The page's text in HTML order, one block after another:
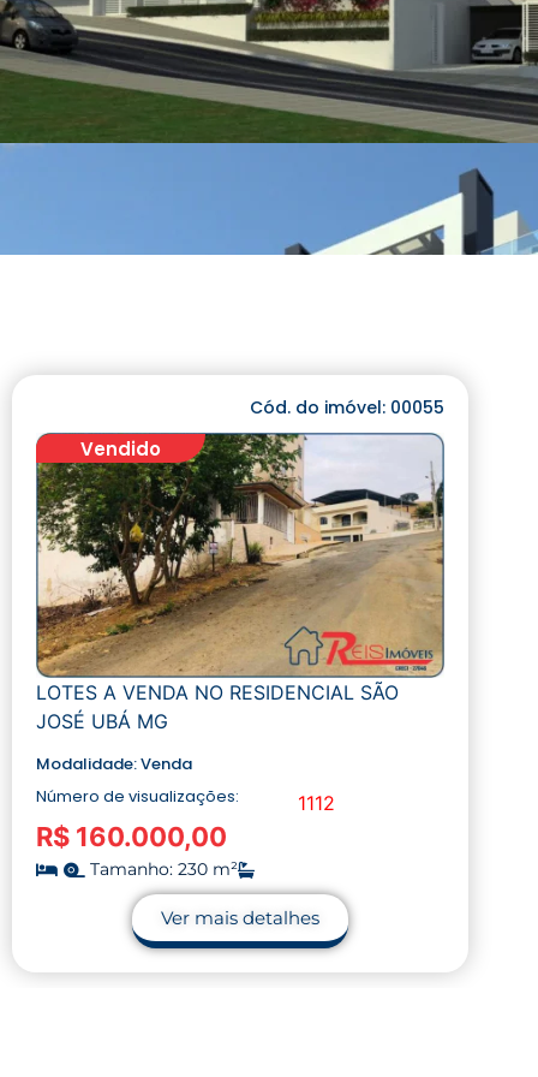
Cód. do imóvel: 00055
Vendido
LOTES A VENDA NO RESIDENCIAL SÃO
JOSÉ UBÁ MG
Modalidade:Venda
Número de visualizações:
1112
R$ 160.000,00
Tamanho: 230 m²
Ver mais detalhes